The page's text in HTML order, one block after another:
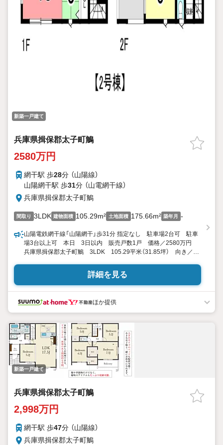
新築一戸建て
兵庫県揖保郡太子町鵤
2580万円
網干駅 歩28分 （山陽線）
山陽網干駅 歩31分 （山電網干線）
兵庫県揖保郡太子町鵤
間取り 3LDK 建物面積 105.29m² 土地面積 175.66m² 築年月 -
山陽電鉄網干線「山陽網干」歩31分 指定なし 駐車場2台可 駐車
場3台以上可 本日 3日以内 販売戸数1戸 価格／2580万円
兵庫県揖保郡太子町鵤 3LDK 105.29平米（31.85坪） 向き／▼
詳細を見る
ほか提供
新築一戸建て
兵庫県揖保郡太子町鵤
2,998万円
網干駅 歩47分 （山陽線）
兵庫県揖保郡太子町鵤